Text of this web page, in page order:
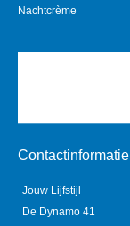
Nachtcrème
Contactinformatie
Jouw Lijfstijl
De Dynamo 41